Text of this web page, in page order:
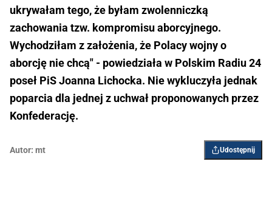
ukrywałam tego, że byłam zwolenniczką
zachowania tzw. kompromisu aborcyjnego.
Wychodziłam z założenia, że Polacy wojny o
aborcję nie chcą" - powiedziała w Polskim Radiu 24
poseł PiS Joanna Lichocka. Nie wykluczyła jednak
poparcia dla jednej z uchwał proponowanych przez
Konfederację.
Autor: mt Udostępnij